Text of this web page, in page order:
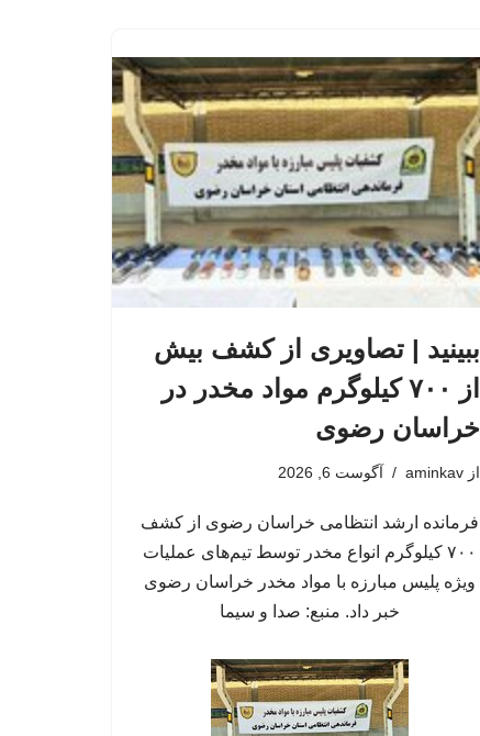
ببینید | تصاویری از کشف بیش
از ۷۰۰ کیلوگرم مواد مخدر در
خراسان رضوی
از aminkav آگوست 6, 2026
فرمانده ارشد انتظامی خراسان رضوی از کشف
۷۰۰ کیلوگرم انواع مخدر توسط تیم‌های عملیات
ویژه پلیس مبارزه با مواد مخدر خراسان رضوی
خبر داد. منبع: صدا و سیما